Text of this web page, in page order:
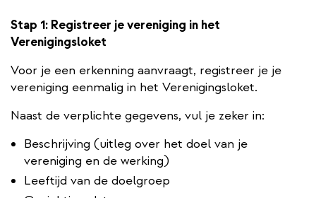
Stap 1: Registreer je vereniging in het
Verenigingsloket
Voor je een erkenning aanvraagt, registreer je je
vereniging eenmalig in het Verenigingsloket.
Naast de verplichte gegevens, vul je zeker in:
Beschrijving (uitleg over het doel van je
vereniging en de werking)
Leeftijd van de doelgroep